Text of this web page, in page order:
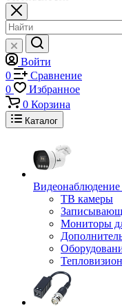
Войти
0
Сравнение
0
Избранное
0 Корзина
Каталог
Видеонаблюдение
ТВ камеры
Мониторы